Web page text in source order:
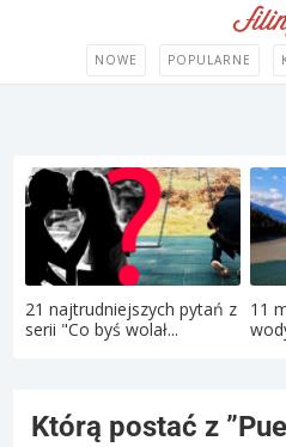
NOWE POPULARNE
21 najtrudniejszych pytań z
serii "Co byś wolał...
11
Którą postać z